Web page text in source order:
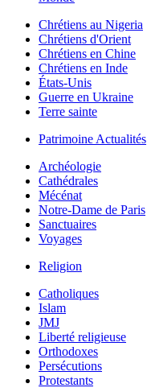
Chrétiens au Nigeria
Chrétiens d'Orient
Chrétiens en Chine
Chrétiens en Inde
États-Unis
Guerre en Ukraine
Terre sainte
Patrimoine Actualités
Archéologie
Cathédrales
Mécénat
Notre-Dame de Paris
Sanctuaires
Voyages
Religion
Catholiques
Islam
JMJ
Liberté religieuse
Orthodoxes
Persécutions
Protestants